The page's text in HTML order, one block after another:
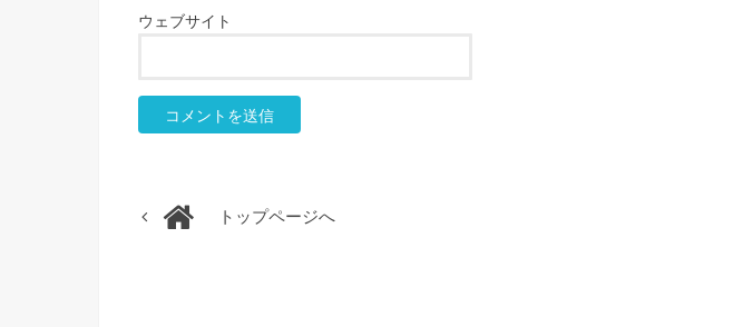
ウェブサイト
トップページへ